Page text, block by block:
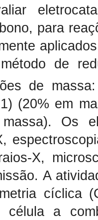
para
de
de
(20% em
Os
X,
A
cíclica
célula a